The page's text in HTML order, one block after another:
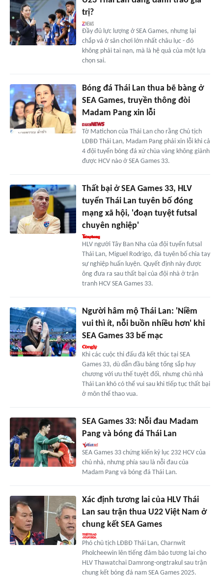
trị?
Đầy đủ lực lượng ở SEA Games, nhưng lại
chắp vá ở sân chơi lớn nhất châu lục - đó
không phải tai nạn, mà là hệ quả của một lựa
chọn sai.
Bóng đá Thái Lan thua bẽ bàng ở
SEA Games, truyền thông đòi
Madam Pang xin lỗi
Tờ Matichon của Thái Lan cho rằng Chủ tịch
LĐBĐ Thái Lan, Madam Pang phải xin lỗi khi cả
4 đội tuyển bóng đá xứ chùa vàng không giành
được HCV nào ở SEA Games 33.
Thất bại ở SEA Games 33, HLV
tuyển Thái Lan tuyên bố đóng
mạng xã hội, 'đoạn tuyệt futsal
chuyên nghiệp'
HLV người Tây Ban Nha của đội tuyển futsal
Thái Lan, Miguel Rodrigo, đã tuyên bố chia tay
sự nghiệp huấn luyện. Quyết định này được
ông đưa ra sau thất bại của đội nhà ở trận
tranh HCV SEA Games 33.
Người hâm mộ Thái Lan: 'Niềm
vui thì ít, nỗi buồn nhiều hơn' khi
SEA Games 33 bế mạc
Khi các cuộc thi đấu đã kết thúc tại SEA
Games 33, dù dẫn đầu bảng tổng sắp huy
chương với ưu thế tuyệt đối, nhưng chủ nhà
Thái Lan khó có thể vui sau khi tiếp tục thất bại
ở môn thể thao vua.
SEA Games 33: Nỗi đau Madam
Pang và bóng đá Thái Lan
SEA Games 33 chứng kiến kỷ lục 232 HCV của
chủ nhà, nhưng phía sau là nỗi đau của
Madam Pang và bóng đá Thái Lan.
Xác định tương lai của HLV Thái
Lan sau trận thua U22 Việt Nam ở
chung kết SEA Games
Phó chủ tịch LĐBĐ Thái Lan, Charnwit
Pholcheewin lên tiếng đảm bảo tương lai cho
HLV Thawatchai Damrong-ongtrakul sau trận
chung kết bóng đá nam SEA Games 2025.